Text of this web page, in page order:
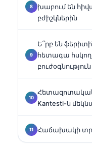
խաբում են
բժիշկներին
Ե՞րբ են
հետագա
բուժօգնություն
Հետազոտական
Kantesti-ն
Հաճախակի